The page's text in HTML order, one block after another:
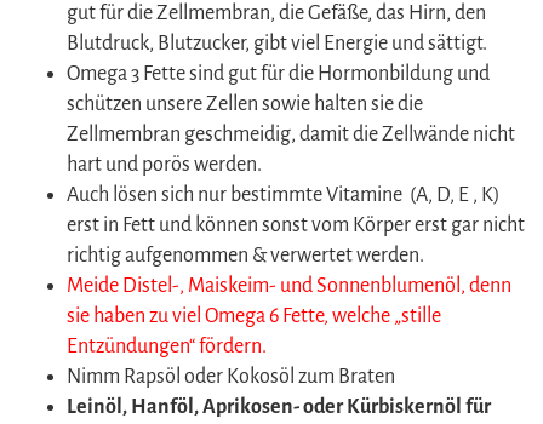
gut für die Zellmembran, die Gefäße, das Hirn, den
Blutdruck, Blutzucker, gibt viel Energie und sättigt.
Omega 3 Fette sind gut für die Hormonbildung und
schützen unsere Zellen sowie halten sie die
Zellmembran geschmeidig, damit die Zellwände nicht
hart und porös werden.
Auch lösen sich nur bestimmte Vitamine (A, D, E , K)
erst in Fett und können sonst vom Körper erst gar nicht
richtig aufgenommen & verwertet werden.
Meide Distel-, Maiskeim- und Sonnenblumenöl, denn
sie haben zu viel Omega 6 Fette, welche „stille
Entzündungen“ fördern.
Nimm Rapsöl oder Kokosöl zum Braten
Leinöl, Hanföl, Aprikosen- oder Kürbiskernöl für